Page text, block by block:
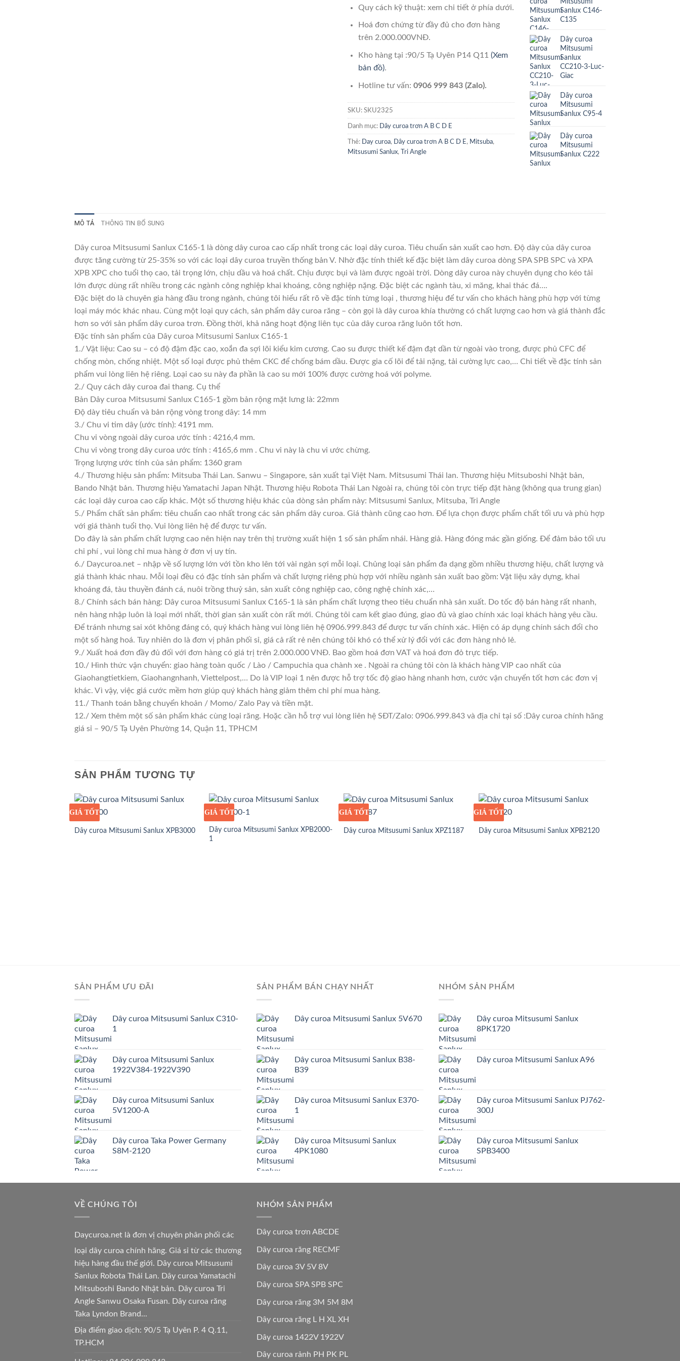
Quy cách kỹ thuật: xem chi tiết ở phía dưới.
Hoá đơn chứng từ đầy đủ cho đơn hàng
trên 2.000.000VNĐ.
Kho hàng tại :90/5 Tạ Uyên P14 Q11 (Xem
bản đồ).
Hotline tư vấn: 0906 999 843 (Zalo).
SKU: SKU2325
Danh mục: Dây curoa trơn A B C D E
Thẻ: Day curoa, Dây curoa trơn A B C D E , Mitsuba,
Mitsusumi Sanlux, Tri Angle
Sanlux C146-
C135
Dây curoa
Mitsusumi
Sanlux
CC210-3-Luc-
Giac
Dây curoa
Mitsusumi
Sanlux C95-4
Dây curoa
Mitsusumi
Sanlux C222
MÔ TẢ THÔNG TIN BỔ SUNG
Dây curoa Mitsusumi Sanlux C165-1 là dòng dây curoa cao cấp nhất trong các loại dây curoa. Tiêu chuẩn sản xuất cao hơn. Độ dày của dây curoa
được tăng cường từ 25-35% so với các loại dây curoa truyền thống bản V. Nhờ đặc tính thiết kế đặc biệt làm dây curoa dòng SPA SPB SPC và XPA
XPB XPC cho tuổi thọ cao, tải trọng lớn, chịu dầu và hoá chất. Chịu được bụi và làm được ngoài trời. Dòng dây curoa này chuyên dụng cho kéo tải
lớn được dùng rất nhiều trong các ngành công nghiệp khai khoáng, công nghiệp nặng. Đặc biệt các ngành tàu, xi măng, khai thác đá….
Đặc biệt do là chuyên gia hàng đầu trong ngành, chúng tôi hiểu rất rõ về đặc tính từng loại , thương hiệu để tư vấn cho khách hàng phù hợp với từng
loại máy móc khác nhau. Cùng một loại quy cách, sản phẩm dây curoa răng – còn gọi là dây curoa khía thường có chất lượng cao hơn và giá thành đắc
hơn so với sản phẩm dây curoa trơn. Đồng thời, khả năng hoạt động liên tục của dây curoa răng luôn tốt hơn.
Đặc tính sản phẩm của Dây curoa Mitsusumi Sanlux C165-1
1./ Vật liệu: Cao su – có độ đậm đặc cao, xoắn đa sợi lõi kiểu kim cương. Cao su được thiết kế đậm đạt dần từ ngoài vào trong, được phủ CFC để
chống mòn, chống nhiệt. Một số loại được phủ thêm CKC để chống bám dầu. Được gia cố lõi để tải nặng, tải cường lực cao,… Chi tiết về đặc tính sản
phẩm vui lòng liên hệ riêng. Loại cao su này đa phần là cao su mới 100% được cường hoá với polyme.
2./ Quy cách dây curoa đai thang. Cụ thể
Bản Dây curoa Mitsusumi Sanlux C165-1 gồm bản rộng mặt lưng là: 22mm
Độ dày tiêu chuẩn và bản rộng vòng trong dây: 14 mm
3./ Chu vi tim dây (ước tính): 4191 mm.
Chu vi vòng ngoài dây curoa ước tính : 4216,4 mm.
Chu vi vòng trong dây curoa ước tính : 4165,6 mm . Chu vi này là chu vi ước chừng.
Trọng lượng ước tính của sản phẩm: 1360 gram
4./ Thương hiệu sản phẩm: Mitsuba Thái Lan. Sanwu – Singapore, sản xuất tại Việt Nam. Mitsusumi Thái lan. Thương hiệu Mitsuboshi Nhật bản,
Bando Nhật bản. Thương hiệu Yamatachi Japan Nhật. Thương hiệu Robota Thái Lan Ngoài ra, chúng tôi còn trực tiếp đặt hàng (không qua trung gian)
các loại dây curoa cao cấp khác. Một số thương hiệu khác của dòng sản phẩm này: Mitsusumi Sanlux, Mitsuba, Tri Angle
5./ Phẩm chất sản phẩm: tiêu chuẩn cao nhất trong các sản phẩm dây curoa. Giá thành cũng cao hơn. Để lựa chọn được phẩm chất tối ưu và phù hợp
với giá thành tuổi thọ. Vui lòng liên hệ để được tư vấn.
Do đây là sản phẩm chất lượng cao nên hiện nay trên thị trường xuất hiện 1 số sản phẩm nhái. Hàng giả. Hàng đóng mác gần giống. Để đảm bảo tối ưu
chi phí , vui lòng chỉ mua hàng ở đơn vị uy tín.
6./ Daycuroa.net – nhập về số lượng lớn với tồn kho lên tới vài ngàn sợi mỗi loại. Chủng loại sản phẩm đa dạng gồm nhiều thương hiệu, chất lượng và
giá thành khác nhau. Mỗi loại đều có đặc tính sản phẩm và chất lượng riêng phù hợp với nhiều ngành sản xuất bao gồm: Vật liệu xây dựng, khai
khoáng đá, tàu thuyền đánh cá, nuôi trồng thuỷ sản, sản xuất công nghiệp cao, công nghệ chính xác,…
8./ Chính sách bán hàng: Dây curoa Mitsusumi Sanlux C165-1 là sản phẩm chất lượng theo tiêu chuẩn nhà sản xuất. Do tốc độ bán hàng rất nhanh,
nên hàng nhập luôn là loại mới nhất, thời gian sản xuất còn rất mới. Chúng tôi cam kết giao đúng, giao đủ và giao chính xác loại khách hàng yêu cầu.
Để tránh nhưng sai xót không đáng có, quý khách hàng vui lòng liên hệ 0906.999.843 để được tư vấn chính xác. Hiện có áp dụng chính sách đổi cho
một số hàng hoá. Tuy nhiên do là đơn vị phân phối sỉ, giá cả rất rẻ nên chúng tôi khó có thể xử lý đổi với các đơn hàng nhỏ lẻ.
9./ Xuất hoá đơn đầy đủ đối với đơn hàng có giá trị trên 2.000.000 VNĐ. Bao gồm hoá đơn VAT và hoá đơn đỏ trực tiếp.
10./ Hình thức vận chuyển: giao hàng toàn quốc / Lào / Campuchia qua chành xe . Ngoài ra chúng tôi còn là khách hàng VIP cao nhất của
Giaohangtietkiem, Giaohangnhanh, Viettelpost,… Do là VIP loại 1 nên được hỗ trợ tốc độ giao hàng nhanh hơn, cước vận chuyển tốt hơn các đơn vị
khác. Vì vậy, việc giá cước mềm hơn giúp quý khách hàng giảm thêm chi phí mua hàng.
11./ Thanh toán bằng chuyển khoản / Momo/ Zalo Pay và tiền mặt.
12./ Xem thêm một số sản phẩm khác cùng loại răng. Hoặc cần hỗ trợ vui lòng liên hệ SĐT/Zalo: 0906.999.843 và địa chỉ tại số :Dây curoa chính hãng
giá sỉ – 90/5 Tạ Uyên Phường 14, Quận 11, TPHCM
SẢN PHẨM TƯƠNG TỰ
GIÁ SỈ
GIÁ TỐT
Dây curoa Mitsusumi Sanlux XPB3000
GIÁ SỈ
GIÁ TỐT
Dây curoa Mitsusumi Sanlux XPB2000-
1
GIÁ SỈ
GIÁ TỐT
Dây curoa Mitsusumi Sanlux XPZ1187
GIÁ SỈ
GIÁ TỐT
Dây curoa Mitsusumi Sanlux XPB2120
SẢN PHẨM ƯU ĐÃI
Dây curoa Mitsusumi Sanlux C310-
1
Dây curoa Mitsusumi Sanlux
1922V384-1922V390
Dây curoa Mitsusumi Sanlux
5V1200-A
Dây curoa Taka Power Germany
S8M-2120
SẢN PHẨM BÁN CHẠY NHẤT
Dây curoa Mitsusumi Sanlux 5V670
Dây curoa Mitsusumi Sanlux B38-
B39
Dây curoa Mitsusumi Sanlux E370-
1
Dây curoa Mitsusumi Sanlux
4PK1080
NHÓM SẢN PHẨM
Dây curoa Mitsusumi Sanlux
8PK1720
Dây curoa Mitsusumi Sanlux A96
Dây curoa Mitsusumi Sanlux PJ762-
300J
Dây curoa Mitsusumi Sanlux
SPB3400
VỀ CHÚNG TÔI
Daycuroa.net là đơn vị chuyên phân phối các
loại dây curoa chính hãng. Giá sỉ từ các thương
hiệu hàng đầu thế giới. Dây curoa Mitsusumi
Sanlux Robota Thái Lan. Dây curoa Yamatachi
Mitsuboshi Bando Nhật bản. Dây curoa Tri
Angle Sanwu Osaka Fusan. Dây curoa răng
Taka Lyndon Brand...
Địa điểm giao dịch: 90/5 Tạ Uyên P. 4 Q.11,
TP.HCM
NHÓM SẢN PHẨM
Dây curoa trơn ABCDE
Dây curoa răng RECMF
Dây curoa 3V 5V 8V
Dây curoa SPA SPB SPC
Dây curoa răng 3M 5M 8M
Dây curoa răng L H XL XH
Dây curoa 1422V 1922V
Dây curoa rảnh PH PK PL